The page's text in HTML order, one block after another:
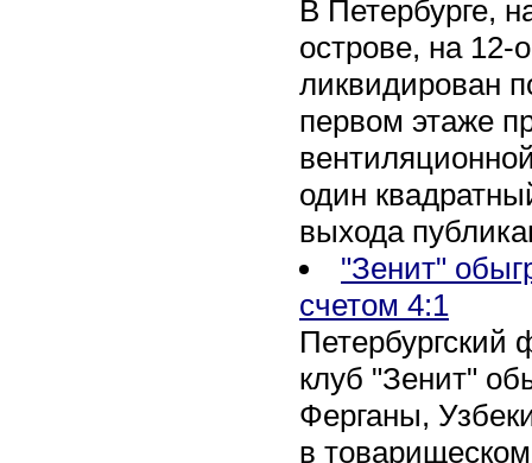
В Петербурге,
острове, на 12-
ликвидирован
первом этаже
один
выхода
"Зенит"
счетом 4:1
Петербургский
клуб "Зенит"
Ферганы,
в